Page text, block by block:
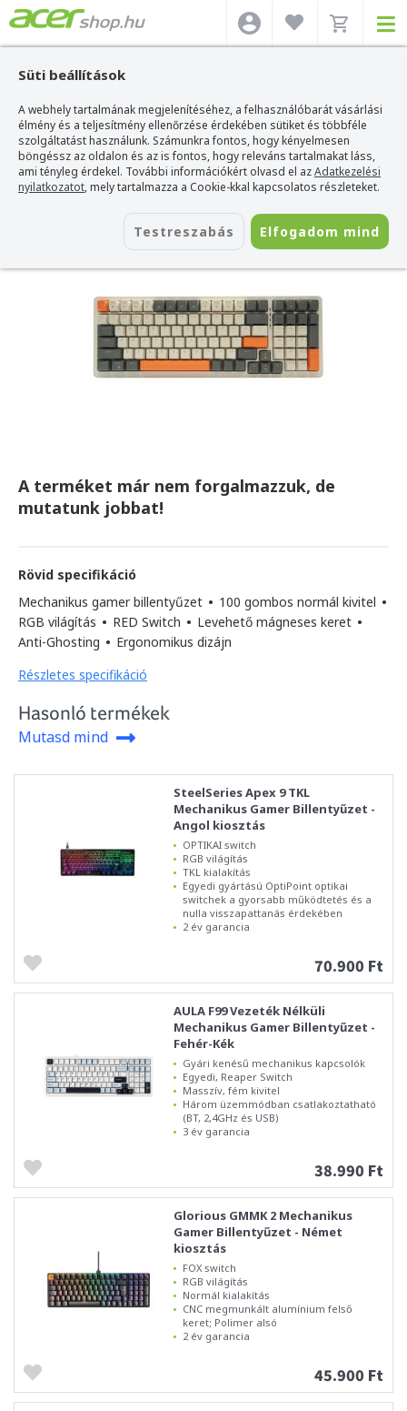
Süti beállítások
A webhely tartalmának megjelenítéséhez, a felhasználóbarát vásárlási
élmény és a teljesítmény ellenőrzése érdekében sütiket és többféle
szolgáltatást használunk. Számunkra fontos, hogy kényelmesen
böngéssz az oldalon és az is fontos, hogy releváns tartalmakat láss,
ami tényleg érdekel. További információkért olvasd el azAdatkezelési
nyilatkozatot, mely tartalmazza a Cookie-kkal kapcsolatos részleteket.
Testreszabás Elfogadom mind
Acer webshop>Kiegészítők>Billentyűzetek > Acer Billentyűzetek>Acer
OKW214 Mechanikus Gamer Billentyűzet - Bézs-Narancs-Fekete - Angol
kiosztás!
Acer OKW214 Mechanikus Gamer
Billentyűzet - Bézs-Narancs-Fekete -
Angol kiosztás!
A terméket már nem forgalmazzuk, de
mutatunk jobbat!
Rövid specifikáció
Mechanikus gamer billentyűzet • 100 gombos normál kivitel •
RGB világítás • RED Switch • Levehető mágneses keret •
Anti-Ghosting • Ergonomikus dizájn
Részletes specifikáció
Hasonló termékek
Mutasd mind
SteelSeries Apex 9 TKL
Mechanikus Gamer Billentyűzet -
Angol kiosztás
OPTIKAI switch
RGB világítás
TKL kialakítás
Egyedi gyártású OptiPoint optikai
switchek a gyorsabb működtetés és a
nulla visszapattanás érdekében
2 év garancia
70.900 Ft
AULA F99 Vezeték Nélküli
Mechanikus Gamer Billentyűzet -
Fehér-Kék
Gyári kenésű mechanikus kapcsolók
Egyedi, Reaper Switch
Masszív, fém kivitel
Három üzemmódban csatlakoztatható
(BT, 2,4GHz és USB)
3 év garancia
38.990 Ft
Glorious GMMK 2 Mechanikus
Gamer Billentyűzet - Német
kiosztás
FOX switch
RGB világítás
Normál kialakítás
CNC megmunkált alumínium felső
keret; Polimer alsó
2 év garancia
45.900 Ft